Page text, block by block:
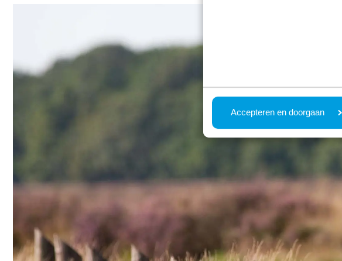
Accepteren en doorgaan